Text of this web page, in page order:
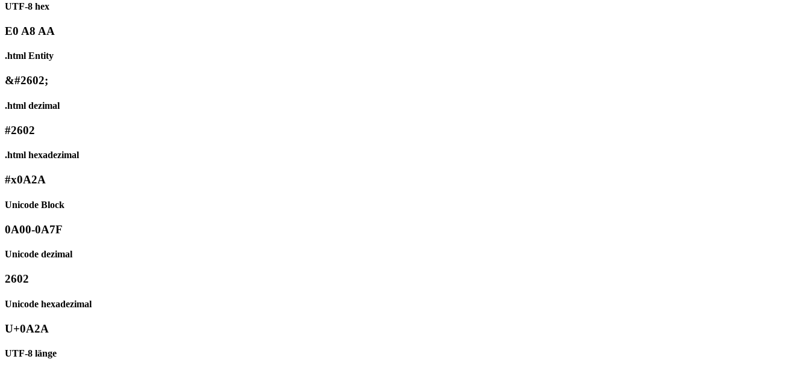
UTF-8 hex
E0 A8 AA
.html Entity
&#2602;
.html dezimal
#2602
.html hexadezimal
#x0A2A
Unicode Block
0A00-0A7F
Unicode dezimal
2602
Unicode hexadezimal
U+0A2A
UTF-8 länge